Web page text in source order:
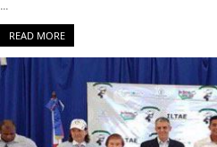
...
READ MORE